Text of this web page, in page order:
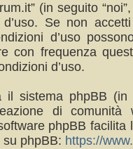
(in seguito
d’uso. Se non
d’uso
con frequenza
d’uso.
il sistema phpBB (in
di comunità
phpBB facilita
phpBB: https://